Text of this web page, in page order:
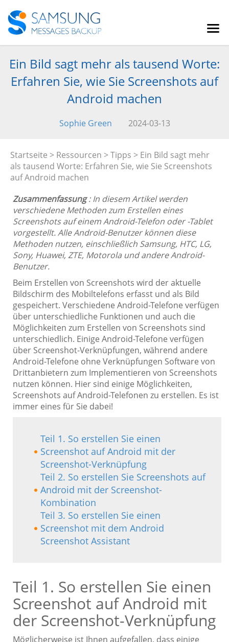
Ein Bild sagt mehr als tausend Worte:
Erfahren Sie, wie Sie Screenshots auf
Android machen
Sophie Green 2024-03-13
Startseite > Ressourcen >Tipps > Ein Bild sagt mehr
als tausend Worte: Erfahren Sie, wie Sie Screenshots
auf Android machen
Zusammenfassung: In diesem Artikel werden
verschiedene Methoden zum Erstellen eines
Screenshots auf einem Android-Telefon oder -Tablet
vorgestellt. Alle Android-Benutzer können diese
Methoden nutzen, einschließlich Samsung, HTC, LG,
Sony, Huawei, ZTE, Motorola und andere Android-
Benutzer.
Beim Erstellen von Screenshots wird der aktuelle
Bildschirm des Mobiltelefons erfasst und als Bild
gespeichert. Verschiedene Android-Telefone verfügen
über unterschiedliche Funktionen und auch die
Möglichkeiten zum Erstellen von Screenshots sind
unterschiedlich. Einige Android-Telefone verfügen
über Screenshot-Verknüpfungen, während andere
Android-Telefone ohne Verknüpfungen Software von
Drittanbietern zum Implementieren von Screenshots
nutzen können. Hier sind einige Möglichkeiten,
Screenshots auf Android-Telefonen zu erstellen. Es ist
immer eines für Sie dabei!
Teil 1. So erstellen Sie einen
Screenshot auf Android mit der
Screenshot-Verknüpfung
Teil 2. So erstellen Sie Screenshots auf
Android mit der Screenshot-
Kombination
Teil 3. So erstellen Sie einen
Screenshot mit dem Android
Screenshot Assistant
Teil 1. So erstellen Sie einen
Screenshot auf Android mit
der Screenshot-Verknüpfung
Möglicherweise ist Ihnen aufgefallen, dass einige